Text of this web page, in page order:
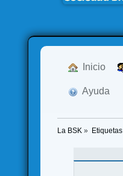
Inicio
Ayuda
La BSK » Etiquetas